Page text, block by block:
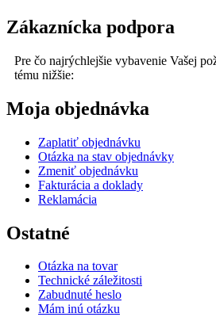
Zákaznícka podpora
Pre čo najrýchlejšie vybavenie Vašej
tému nižšie:
Moja objednávka
Zaplatiť objednávku
Otázka na stav objednávky
Zmeniť objednávku
Fakturácia a doklady
Reklamácia
Ostatné
Otázka na tovar
Technické záležitosti
Zabudnuté heslo
Mám inú otázku